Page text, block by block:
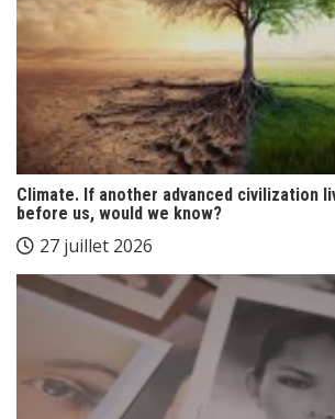
Climate. If another advanced civilization
before us, would we know?
27 juillet 2026